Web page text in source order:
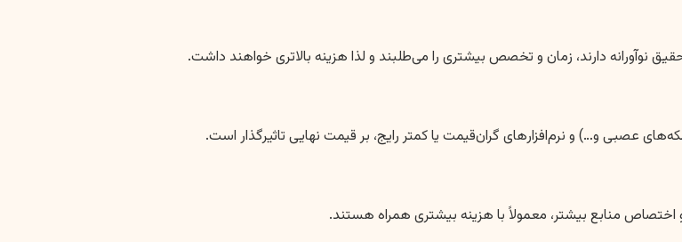
نوآورانه دارند، زمان و تخصص بیشتری را می‌طلبند و لذا هزینه بالاتری خواهند داشت.
عصبی و…) و نرم‌افزارهای گران‌قیمت یا کمتر رایج، بر قیمت نهایی تاثیرگذار است.
اختصاص منابع بیشتر، معمولاً با هزینه بیشتری همراه هستند.